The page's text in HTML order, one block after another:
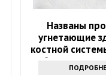
Названы
угнетающие
костной
уберите их из